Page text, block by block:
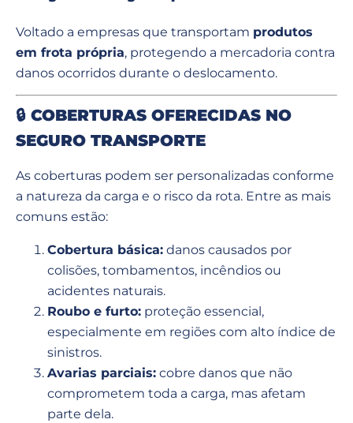
Voltado a empresas que transportam produtos
em frota própria, protegendo a mercadoria contra
danos ocorridos durante o deslocamento.
🔒 COBERTURAS OFERECIDAS NO
SEGURO TRANSPORTE
As coberturas podem ser personalizadas conforme
a natureza da carga e o risco da rota. Entre as mais
comuns estão:
Cobertura básica: danos causados por
colisões, tombamentos, incêndios ou
acidentes naturais.
Roubo e furto: proteção essencial,
especialmente em regiões com alto índice de
sinistros.
Avarias parciais: cobre danos que não
comprometem toda a carga, mas afetam
parte dela.